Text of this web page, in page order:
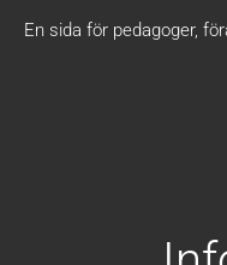
En sida för pedagoger,